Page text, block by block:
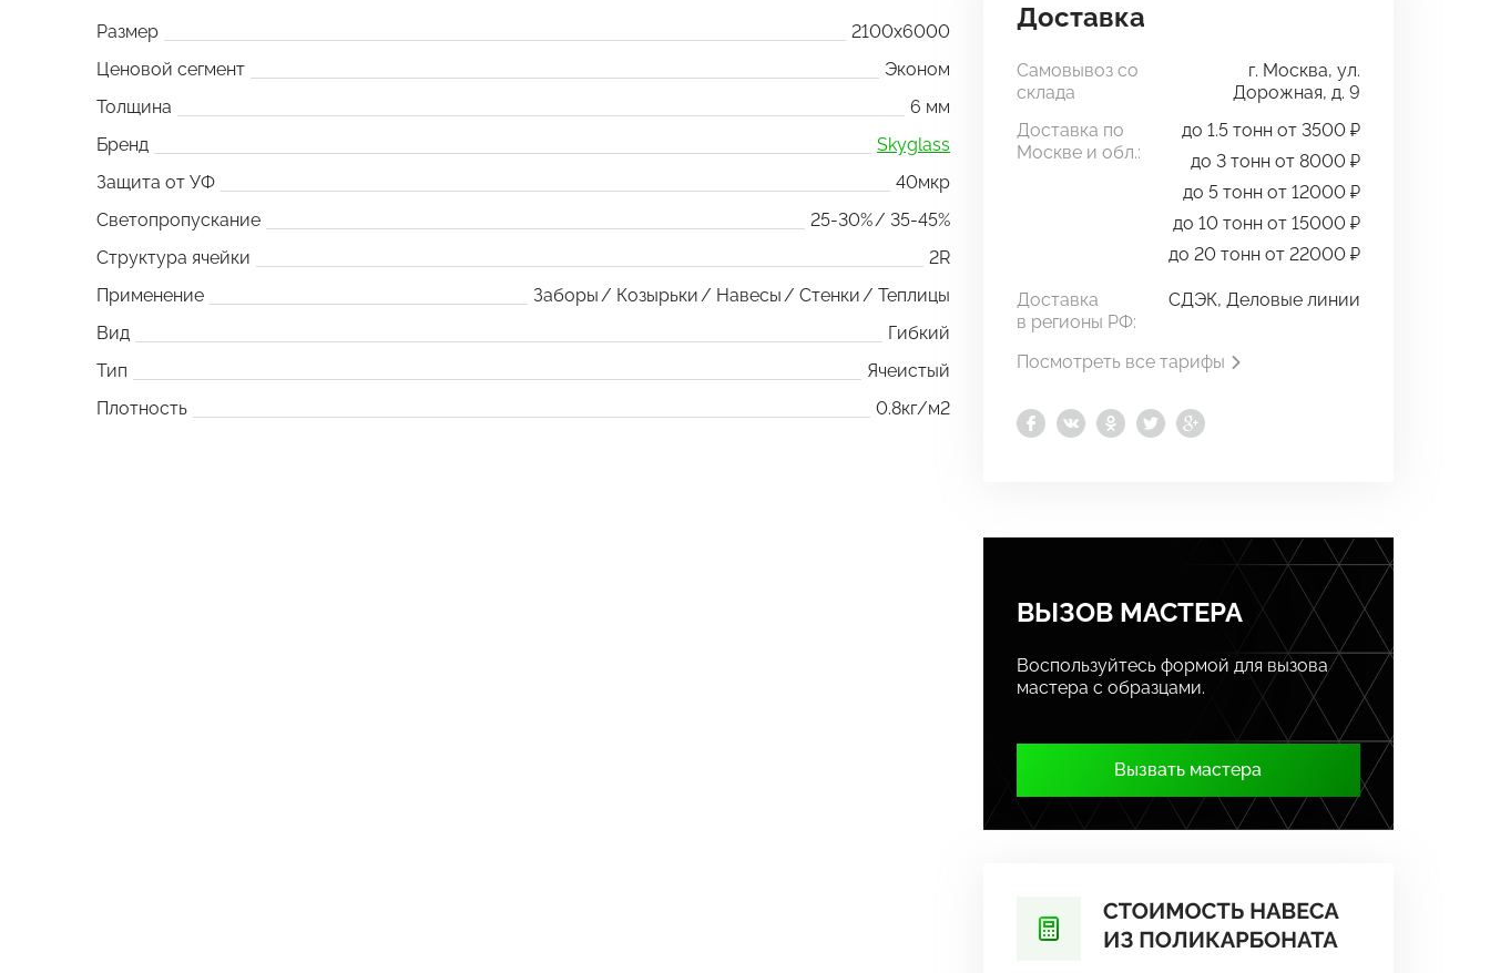
Размер
2100x6000
Ценовой сегмент
Эконом
Толщина
6 мм
Бренд
Skyglass
Защита от УФ
40мкр
Светопропускание
25-30%
35-45%
Структура ячейки
2R
Применение
Заборы Козырьки Навесы Стенки
Теплицы
Вид
Гибкий
Тип
Ячеистый
Плотность
0.8кг/м2
Доставка
Самовывоз со
склада
г. Москва, ул.
Дорожная, д. 9
Доставка по
Москве и обл.:
до 1.5 тонн от 3500 ₽
до 3 тонн от 8000 ₽
до 5 тонн от 12000 ₽
до 10 тонн от 15000 ₽
до 20 тонн от 22000 ₽
Доставка
в регионы РФ:
СДЭК, Деловые линии
Посмотреть все тарифы
ВЫЗОВ МАСТЕРА
Воспользуйтесь формой для вызова
мастера с образцами.
Вызвать мастера